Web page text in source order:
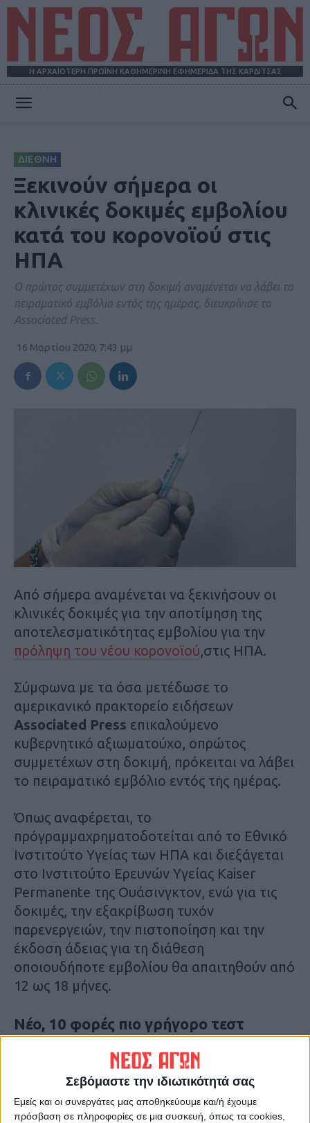
Σεβόμαστε την ιδιωτικότητά σας
Εμείς και οι συνεργάτες μας αποθηκεύουμε και/ή έχουμε
πρόσβαση σε πληροφορίες σε μια συσκευή, όπως τα cookies,
Η ΑΡΧΑΙΟΤΕΡΗ ΠΡΩΪΝΗ ΚΑΘΗΜΕΡΙΝΗ ΕΦΗΜΕΡΙΔΑ ΤΗΣ ΚΑΡΔΙΤΣΑΣ
ΔΙΕΘΝΗ
Ξεκινούν σήμερα οι
κλινικές δοκιμές εμβολίου
κατά του κορονοϊού στις
ΗΠΑ
Ο πρώτος συμμετέχων στη δοκιμή αναμένεται να λάβει το
πειραματικό εμβόλιο εντός της ημέρας, διευκρίνισε το
Associated Press.
16 Μαρτίου 2020, 7:43 μμ
Από σήμερα αναμένεται να ξεκινήσουν οι
κλινικές δοκιμές για την αποτίμηση της
αποτελεσματικότητας εμβολίου για την
πρόληψη του νέου κορονοϊού,στις ΗΠΑ.
Σύμφωνα με τα όσα μετέδωσε το
αμερικανικό πρακτορείο ειδήσεων
Associated Press επικαλούμενο
κυβερνητικό αξιωματούχο, οπρώτος
συμμετέχων στη δοκιμή, πρόκειται να λάβει
το πειραματικό εμβόλιο εντός της ημέρας.
Όπως αναφέρεται, το
πρόγραμμαχρηματοδοτείται από το Εθνικό
Ινστιτούτο Υγείας των ΗΠΑ και διεξάγεται
στο Ινστιτούτο Ερευνών Υγείας Kaiser
Permanente της Ουάσινγκτον, ενώ για τις
δοκιμές, την εξακρίβωση τυχόν
παρενεργειών, την πιστοποίηση και την
έκδοση άδειας για τη διάθεση
οποιουδήποτε εμβολίου θα απαιτηθούν από
12 ως 18 μήνες.
Νέο, 10 φορές πιο γρήγορο τεστ
Το «πράσινο φως» της αμερικανικής
κυβέρνησης έλαβε η
φαρμακευτική
εταιρεία Rocheγια την παραγωγή ενόςνέου